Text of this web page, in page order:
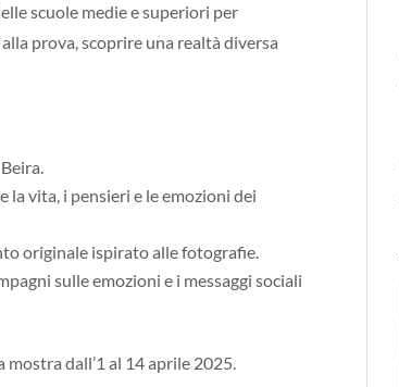
scuole medie e superiori per
prova, scoprire una realtà diversa
la vita, i pensieri e le emozioni dei
originale ispirato alle fotografie.
sulle emozioni e i messaggi sociali
dall’1 al 14 aprile 2025.